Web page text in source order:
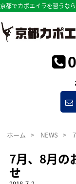
京都でカポエイラを習うな
ホーム > NEWS >
7月、8月の
せ